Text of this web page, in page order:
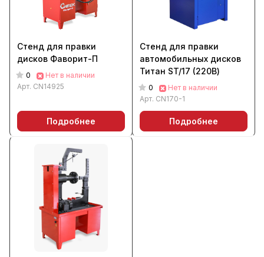
Стенд для правки
дисков Фаворит-П
0
Нет в наличии
Арт. CN14925
Подробнее
Стенд для правки
автомобильных дисков
Титан ST/17 (220В)
0
Нет в наличии
Арт. CN170-1
Подробнее